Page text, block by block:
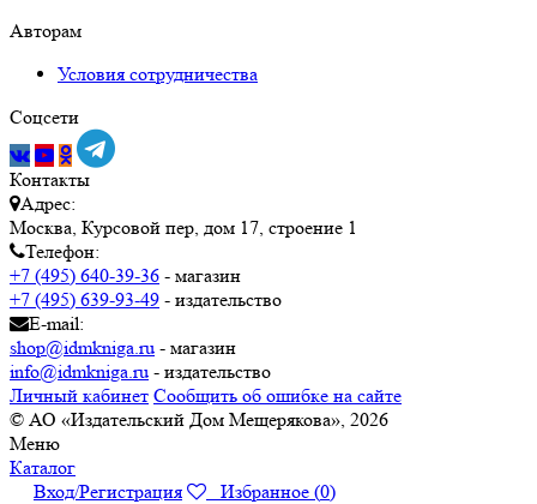
Авторам
Условия сотрудничества
Соцсети
Контакты
Адрес:
Москва, Курсовой пер, дом 17, строение 1
Телефон:
+7 (495) 640-39-36 - магазин
+7 (495) 639-93-49 - издательство
E-mail:
shop@idmkniga.ru - магазин
info@idmkniga.ru - издательство
Личный кабинет Сообщить об ошибке на сайте
© АО «Издательский Дом Мещерякова», 2026
Меню
Каталог
Вход/Регистрация
Избранное (0)